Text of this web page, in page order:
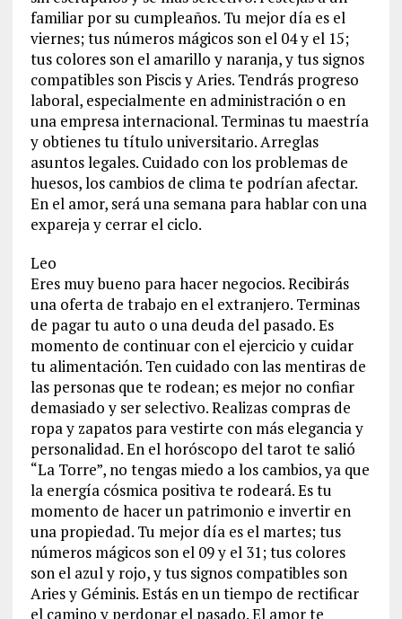
familiar por su cumpleaños. Tu mejor día es el
viernes; tus números mágicos son el 04 y el 15;
tus colores son el amarillo y naranja, y tus signos
compatibles son Piscis y Aries. Tendrás progreso
laboral, especialmente en administración o en
una empresa internacional. Terminas tu maestría
y obtienes tu título universitario. Arreglas
asuntos legales. Cuidado con los problemas de
huesos, los cambios de clima te podrían afectar.
En el amor, será una semana para hablar con una
expareja y cerrar el ciclo.
Leo
Eres muy bueno para hacer negocios. Recibirás
una oferta de trabajo en el extranjero. Terminas
de pagar tu auto o una deuda del pasado. Es
momento de continuar con el ejercicio y cuidar
tu alimentación. Ten cuidado con las mentiras de
las personas que te rodean; es mejor no confiar
demasiado y ser selectivo. Realizas compras de
ropa y zapatos para vestirte con más elegancia y
personalidad. En el horóscopo del tarot te salió
“La Torre”, no tengas miedo a los cambios, ya que
la energía cósmica positiva te rodeará. Es tu
momento de hacer un patrimonio e invertir en
una propiedad. Tu mejor día es el martes; tus
números mágicos son el 09 y el 31; tus colores
son el azul y rojo, y tus signos compatibles son
Aries y Géminis. Estás en un tiempo de rectificar
el camino y perdonar el pasado. El amor te